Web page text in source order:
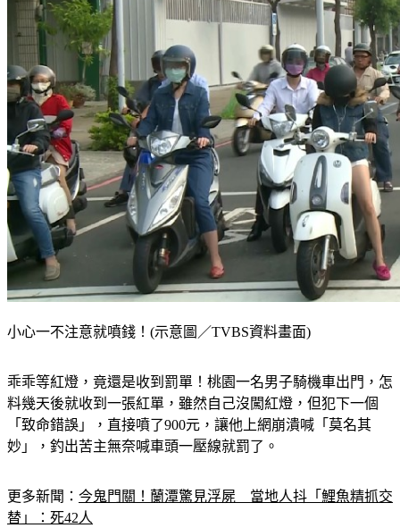
小心一不注意就噴錢！(示意圖／TVBS資料畫面)
乖乖等紅燈，竟還是收到罰單！桃園一名男子騎機車出門，怎
料幾天後就收到一張紅單，雖然自己沒闖紅燈，但犯下一個
「致命錯誤」，直接噴了900元，讓他上網崩潰喊「莫名其
妙」，釣出苦主無奈喊車頭一壓線就罰了。
更多新聞： 今鬼門關！蘭潭驚見浮屍　當地人抖「鯉魚精抓交
替」：死42人